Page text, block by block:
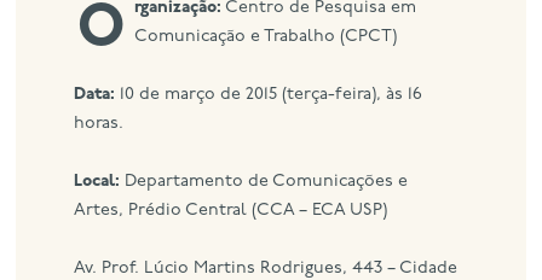
eng
Organização: Centro de Pesquisa em
Comunicação e Trabalho (CPCT)
Data: 10 de março de 2015 (terça-feira), às 16
horas.
Local: Departamento de Comunicações e
Artes, Prédio Central (CCA – ECA USP)
Av. Prof. Lúcio Martins Rodrigues, 443 – Cidade